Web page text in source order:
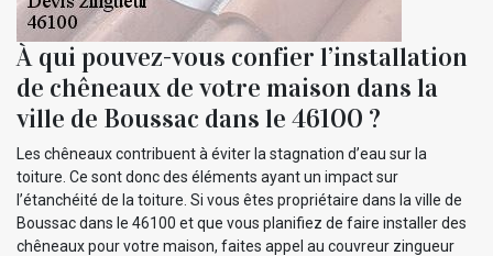
À qui pouvez-vous confier l’installation
de chêneaux de votre maison dans la
ville de Boussac dans le 46100 ?
Les chêneaux contribuent à éviter la stagnation d’eau sur la
toiture. Ce sont donc des éléments ayant un impact sur
l’étanchéité de la toiture. Si vous êtes propriétaire dans la ville de
Boussac dans le 46100 et que vous planifiez de faire installer des
chêneaux pour votre maison, faites appel au couvreur zingueur